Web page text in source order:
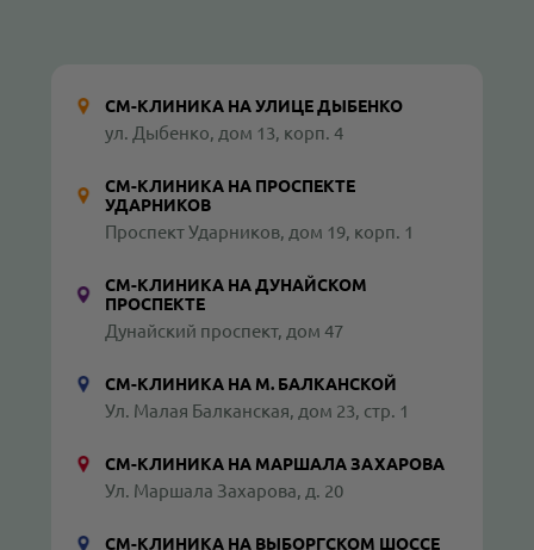
СМ-КЛИНИКА НА УЛИЦЕ ДЫБЕНКО
ул. Дыбенко, дом 13, корп. 4
СМ-КЛИНИКА НА ПРОСПЕКТЕ
УДАРНИКОВ
Проспект Ударников, дом 19, корп. 1
СМ-КЛИНИКА НА ДУНАЙСКОМ
ПРОСПЕКТЕ
Дунайский проспект, дом 47
СМ-КЛИНИКА НА М. БАЛКАНСКОЙ
Ул. Малая Балканская, дом 23, стр. 1
СМ-КЛИНИКА НА МАРШАЛА ЗАХАРОВА
Ул. Маршала Захарова, д. 20
СМ-КЛИНИКА НА ВЫБОРГСКОМ ШОССЕ